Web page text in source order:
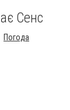
Сенс
Погода